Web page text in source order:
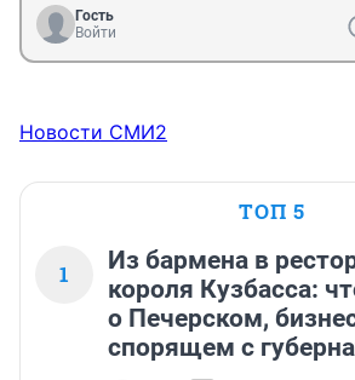
Гость
Войти
Новости СМИ2
ТОП 5
1
Из бармена в
короля Кузбасса:
о Печерском,
спорящем с